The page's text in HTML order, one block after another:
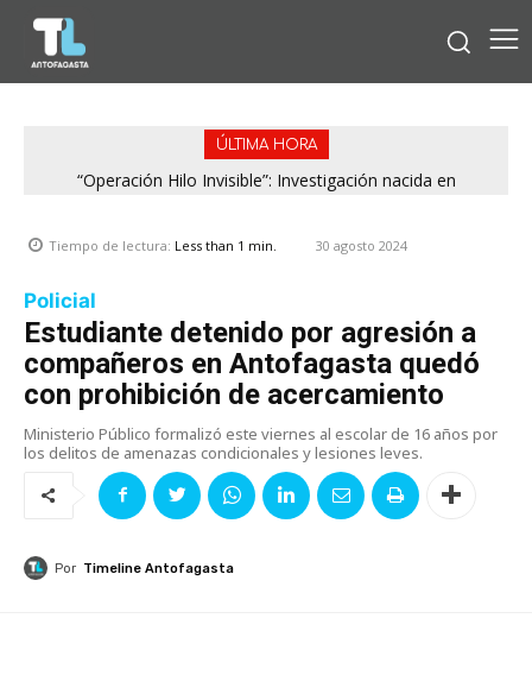
ÚLTIMA HORA
“Operación Hilo Invisible”: Investigación nacida en
Tiempo de lectura: Less than 1 min. 30 agosto 2024
Policial
Estudiante detenido por agresión a
compañeros en Antofagasta quedó
con prohibición de acercamiento
Ministerio Público formalizó este viernes al escolar de 16 años por
los delitos de amenazas condicionales y lesiones leves.
Por Timeline Antofagasta